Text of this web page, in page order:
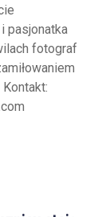
pasjonatka
fotograf